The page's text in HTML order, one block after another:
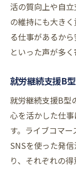
活の質向上や自
の維持にも大き
る仕事があるか
といった声が多く
就労継続支援B
就労継続支援B型
心を活かした仕
す。ライブコマー
SNSを使った発
り、それぞれの